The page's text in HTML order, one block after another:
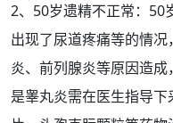
2、50岁遗精不正常：50
出现了尿道疼痛等的情况
炎、 前列腺炎等原因造成
是睾丸炎需在医生指导下